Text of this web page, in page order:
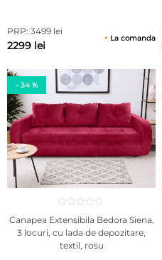
PRP: 3499 lei
2299 lei
La comanda
- 34 %
Canapea Extensibila Bedora Siena,
3 locuri, cu lada de depozitare,
textil, rosu